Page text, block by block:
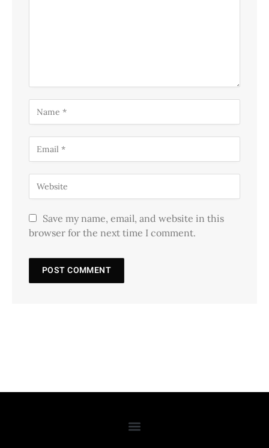
Save my name, email, and website in this
browser for the next time I comment.